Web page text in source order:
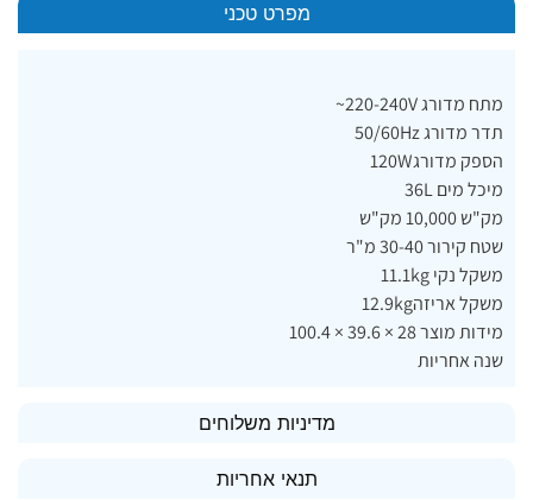
מפרט טכני
מדיניות משלוחים
תנאי אחריות
מתח מדורג 220-240V~
תדר מדורג 50/60Hz
הספק מדורג120W
מיכל מים 36L
מק"ש 10,000 מק"ש
שטח קירור 30-40 מ"ר
משקל נקי 11.1kg
משקל אריזה12.9kg
מידות מוצר 28 × 39.6 × 100.4
שנה אחריות